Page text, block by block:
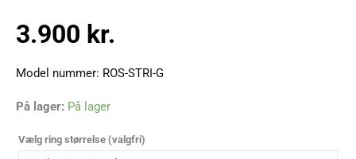
3.900 kr.
Model nummer: ROS-STRI-G
På lager: På lager
Vælg ring størrelse (valgfri)
ROS-
STRI-
antal